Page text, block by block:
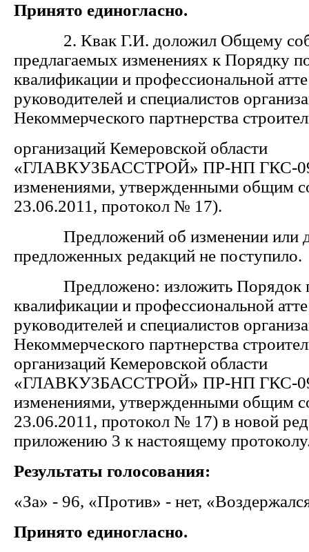
Принято единогласно.
2. Квак Г.И. доложил Общему
предлагаемых изменениях к Порядку
квалификации и профессиональной
руководителей и специалистов
Некоммерческого партнерства
организаций Кемеровской области
«ГЛАВКУЗБАССТРОЙ» ПР-НП ГКС-
изменениями, утвержденными общим
23.06.2011, протокол № 17).
Предложений об изменении или
предложенных редакций не поступило.
Предложено: изложить Порядок
квалификации и профессиональной
руководителей и специалистов
Некоммерческого партнерства
организаций Кемеровской области
«ГЛАВКУЗБАССТРОЙ» ПР-НП ГКС-
изменениями, утвержденными общим
23.06.2011, протокол № 17) в новой
приложению 3 к настоящему
Результаты голосования:
«За» - 96, «Против» - нет,
Принято единогласно.